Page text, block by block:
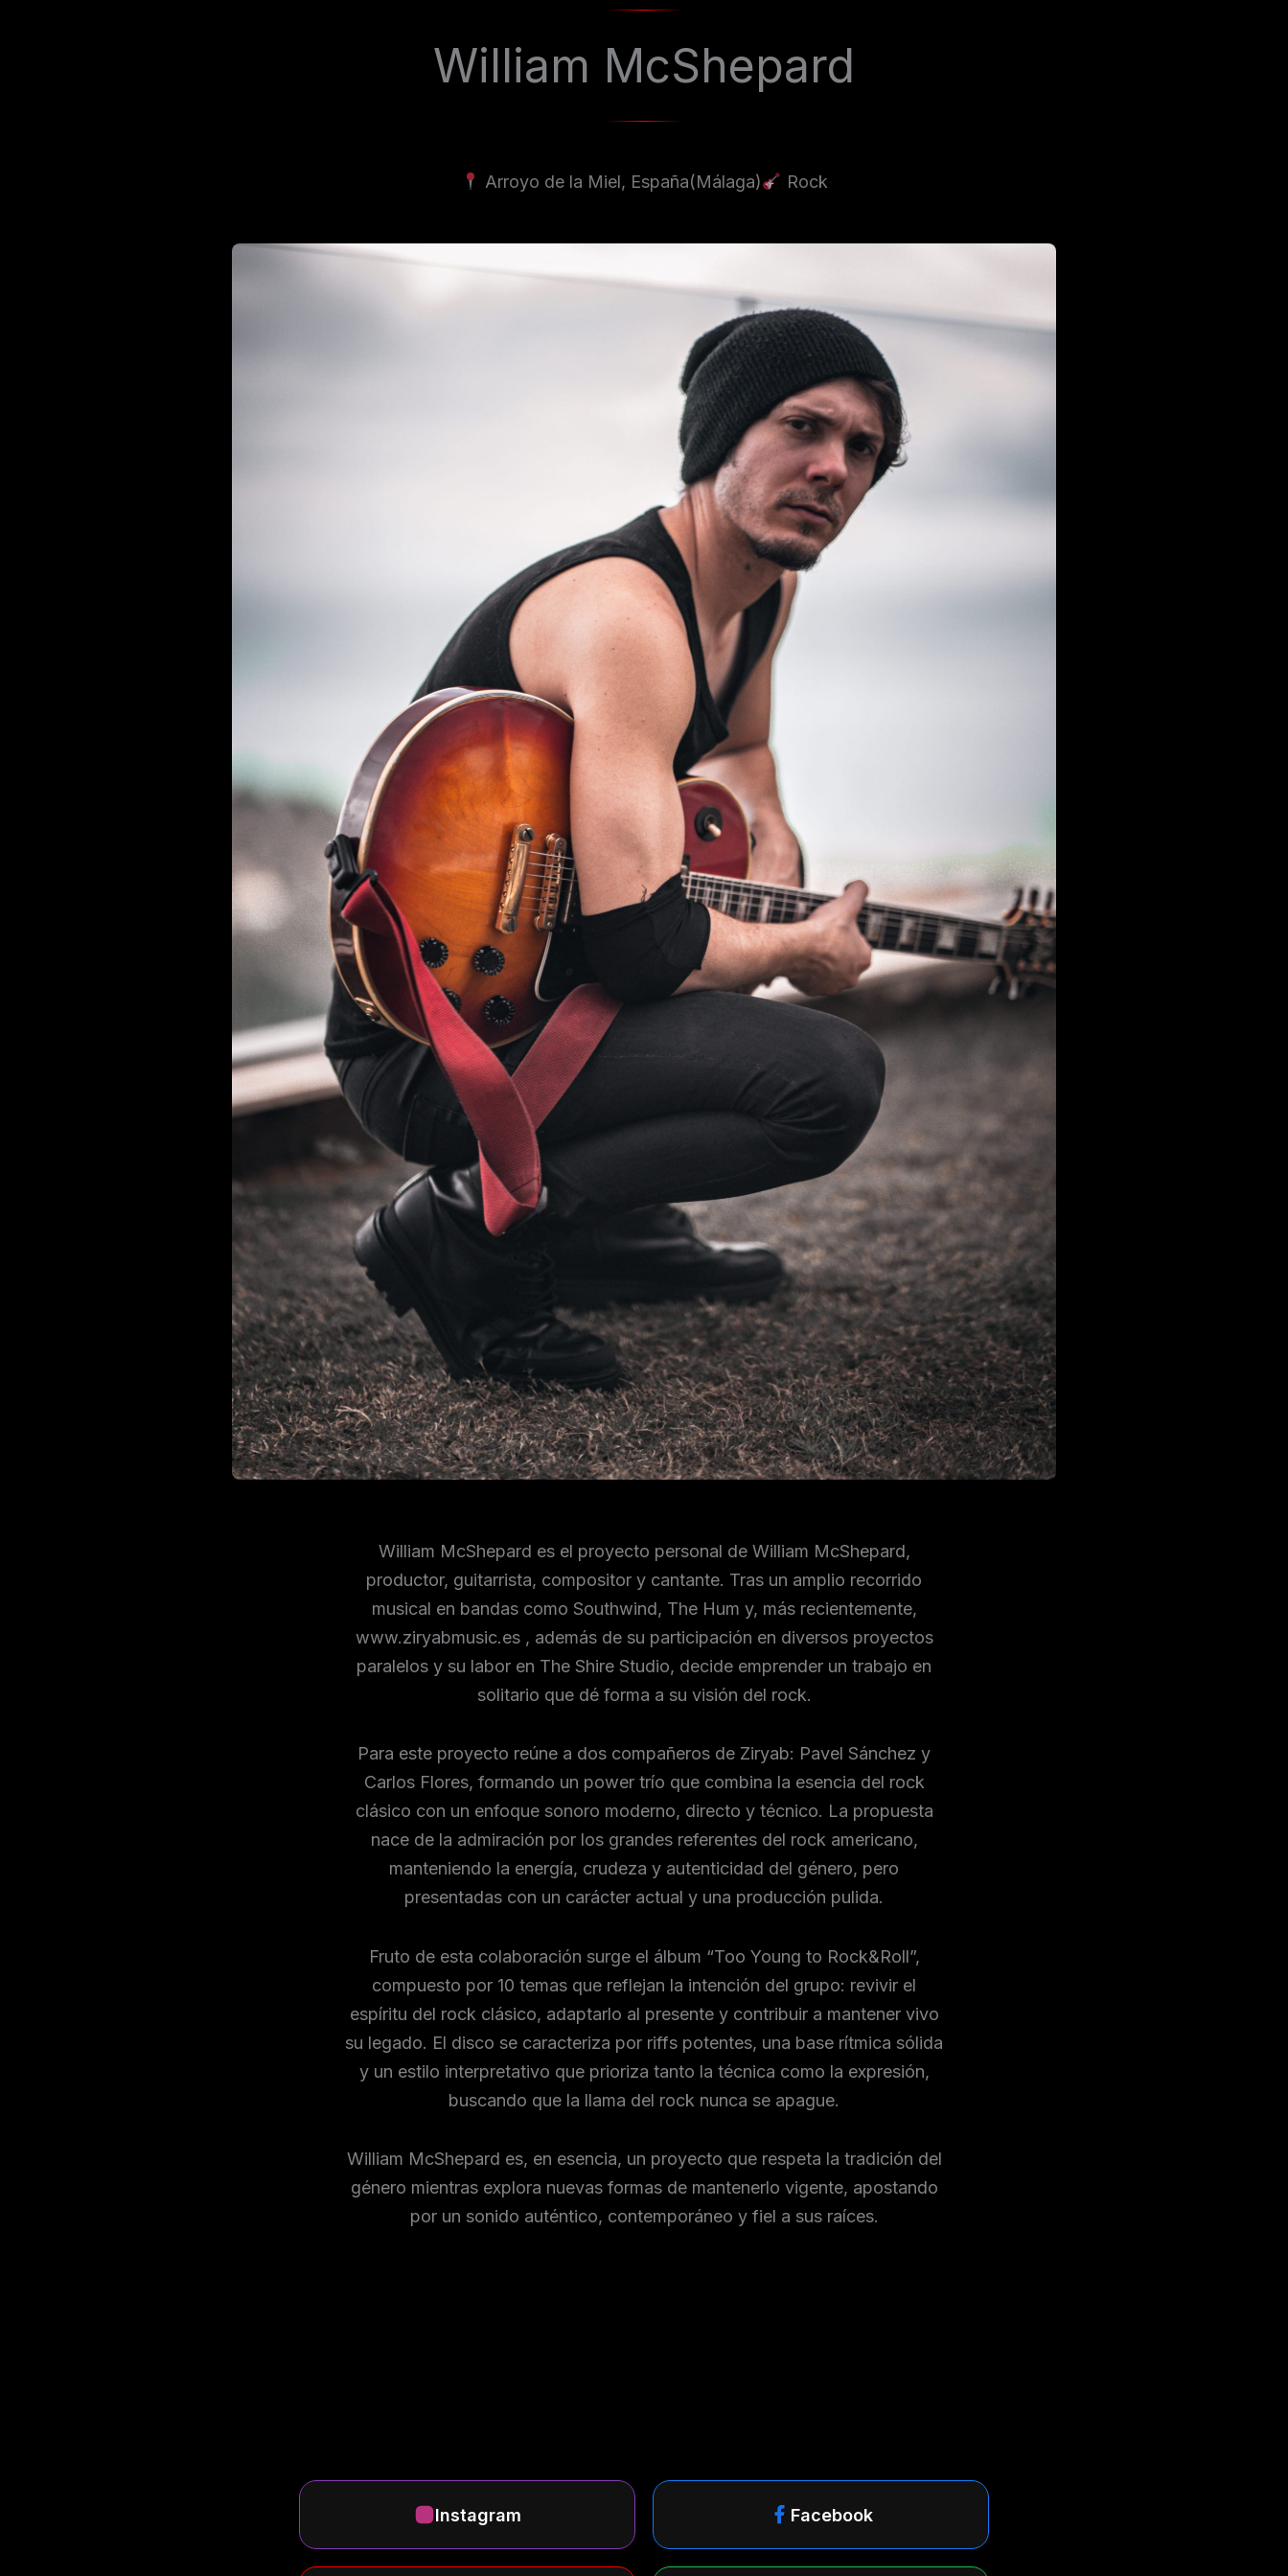
William McShepard
Arroyo de la Miel, España(Málaga) Rock
William McShepard es el proyecto personal de William McShepard,
productor, guitarrista, compositor y cantante. Tras un amplio recorrido
musical en bandas como Southwind, The Hum y, más recientemente,
www.ziryabmusic.es , además de su participación en diversos proyectos
paralelos y su labor en The Shire Studio, decide emprender un trabajo en
solitario que dé forma a su visión del rock.
Para este proyecto reúne a dos compañeros de Ziryab: Pavel Sánchez y
Carlos Flores, formando un power trío que combina la esencia del rock
clásico con un enfoque sonoro moderno, directo y técnico. La propuesta
nace de la admiración por los grandes referentes del rock americano,
manteniendo la energía, crudeza y autenticidad del género, pero
presentadas con un carácter actual y una producción pulida.
Fruto de esta colaboración surge el álbum “Too Young to Rock&Roll”,
compuesto por 10 temas que reflejan la intención del grupo: revivir el
espíritu del rock clásico, adaptarlo al presente y contribuir a mantener vivo
su legado. El disco se caracteriza por riffs potentes, una base rítmica sólida
y un estilo interpretativo que prioriza tanto la técnica como la expresión,
buscando que la llama del rock nunca se apague.
William McShepard es, en esencia, un proyecto que respeta la tradición del
género mientras explora nuevas formas de mantenerlo vigente, apostando
por un sonido auténtico, contemporáneo y fiel a sus raíces.
Instagram Facebook